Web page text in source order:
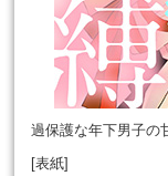
過保護な年下男子の
[表紙]